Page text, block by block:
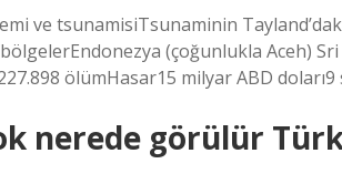
ve tsunamisiTsunaminin
(çoğunlukla Aceh)
ölümHasar15 milyar ABD doları9
nerede görülür